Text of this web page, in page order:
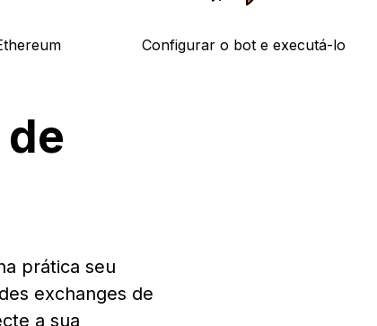
Configurar o bot e executá-lo
prática seu
exchanges de
a sua